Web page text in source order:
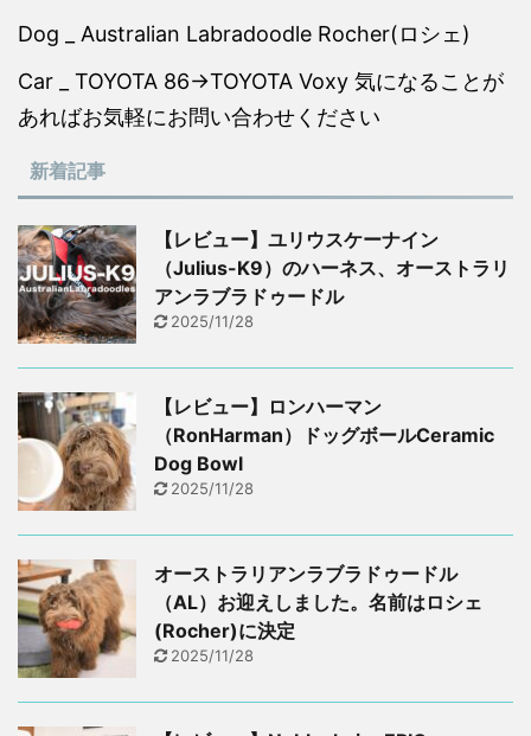
Dog _ Australian Labradoodle Rocher(ロシェ)
Car _ TOYOTA 86→TOYOTA Voxy 気になることが
あればお気軽にお問い合わせください
新着記事
【レビュー】ユリウスケーナイン
（Julius-K9）のハーネス、オーストラリ
アンラブラドゥードル
2025/11/28
【レビュー】ロンハーマン
（RonHarman）ドッグボールCeramic
Dog Bowl
2025/11/28
オーストラリアンラブラドゥードル
（AL）お迎えしました。名前はロシェ
(Rocher)に決定
2025/11/28